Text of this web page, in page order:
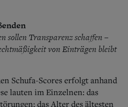
sollen Transparenz schaffen –
von Einträgen bleibt
Schufa-Scores erfolgt anhand
lauten im Einzelnen: das
das Alter des ältesten